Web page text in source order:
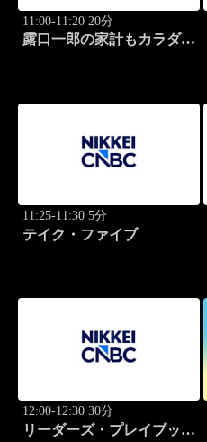
11:00-11:20 20分
露口一郎の家計もカラダも
11:25-11:30 5分
テイク・ファイブ
12:00-12:30 30分
リーダーズ・プレイブック